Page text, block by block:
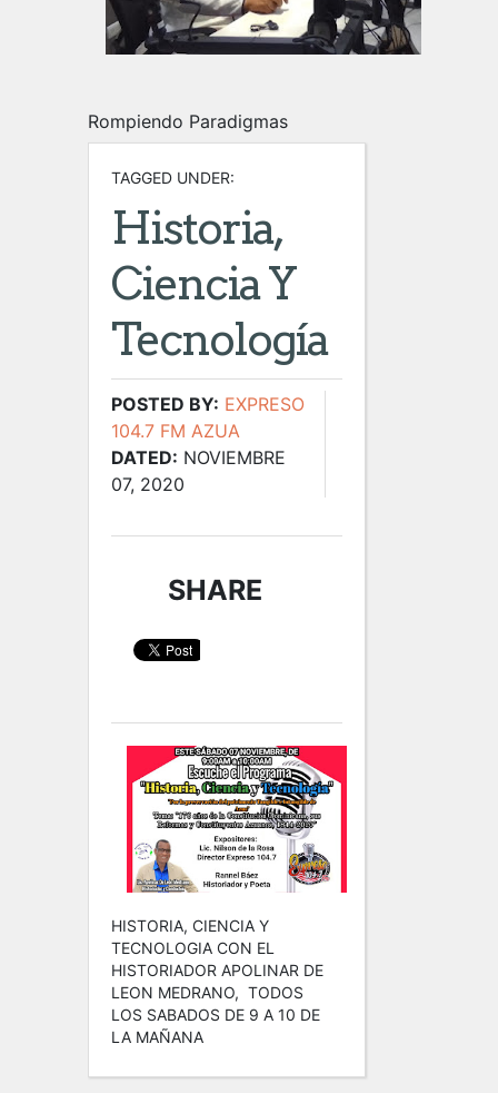
Rompiendo Paradigmas
TAGGED UNDER:
Historia,
Ciencia Y
Tecnología
POSTED BY: EXPRESO
104.7 FM AZUA
DATED: NOVIEMBRE
07, 2020
SHARE
HISTORIA, CIENCIA Y
TECNOLOGIA CON EL
HISTORIADOR APOLINAR DE
LEON MEDRANO, TODOS
LOS SABADOS DE 9 A 10 DE
LA MAÑANA